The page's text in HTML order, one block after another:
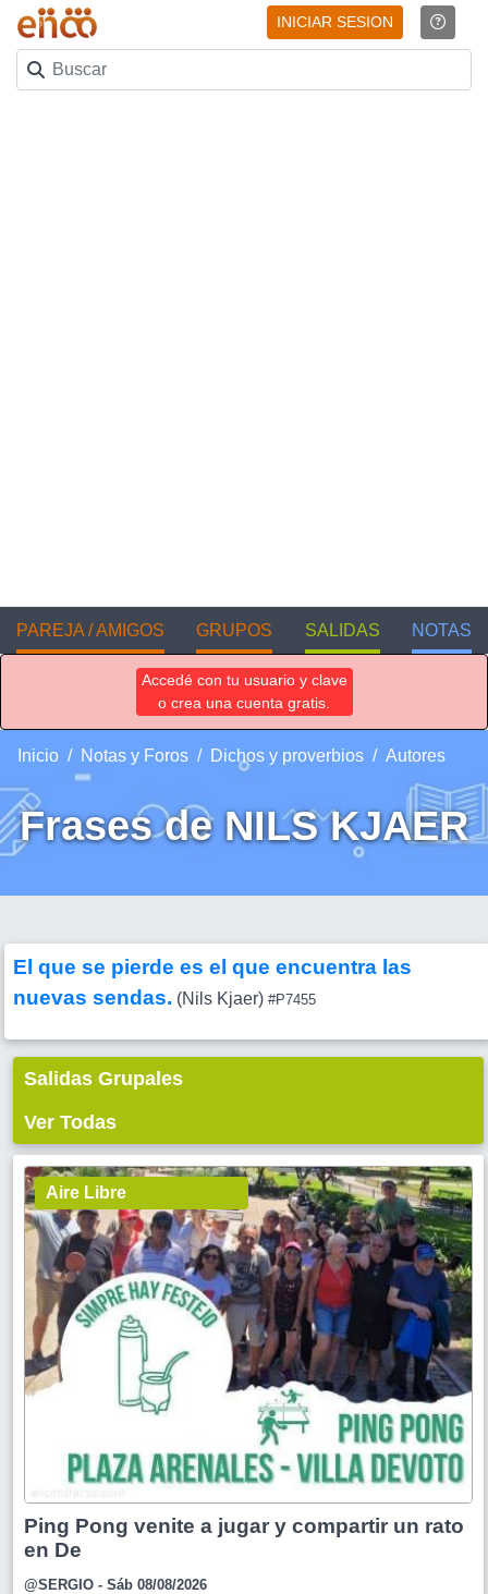
INICIAR SESION
PAREJA / AMIGOS GRUPOS SALIDAS NOTAS
Accedé con tu usuario y clave
o crea una cuenta gratis.
Inicio Notas y Foros Dichos y proverbios Autores
Frases de NILS KJAER
El que se pierde es el que encuentra las
nuevas sendas. (Nils Kjaer) #P7455
Salidas Grupales
Ver Todas
Aire Libre
Ping Pong venite a jugar y compartir un rato
en De
@SERGIO - Sáb 08/08/2026